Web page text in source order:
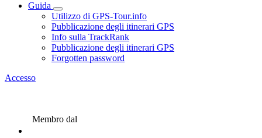
Guida
Utilizzo di GPS-Tour.info
Pubblicazione degli itinerari GPS
Info sulla TrackRank
Pubblicazione degli itinerari GPS
Forgotten password
Accesso
Membro dal